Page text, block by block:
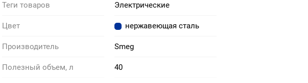
Теги товаров Электрические
Цвет нержавеющая сталь
Производитель Smeg
Полезный объем, л 40